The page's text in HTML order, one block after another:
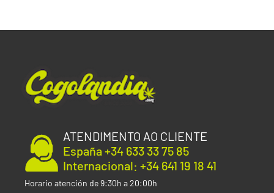
ATENDIMENTO AO CLIENTE
España +34 633 33 75 85
Internacional: +34 641 19 18 41
Horario atención de 9:30h a 20:00h